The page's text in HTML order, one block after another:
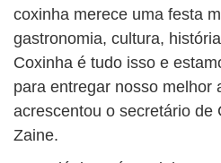
coxinha merece uma festa
gastronomia, cultura,
Coxinha é tudo isso e
para entregar nosso melhor
acrescentou o secretário de
Zaine.